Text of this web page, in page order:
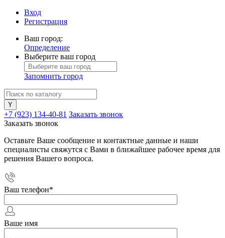
Вход
Регистрация
Ваш город:
Определение
Выберите ваш город
Запомнить город
+7 (923) 134-40-81 Заказать звонок
Заказать звонок
Оставьте Ваше сообщение и контактные данные и наши
специалисты свяжутся с Вами в ближайшее рабочее время для
решения Вашего вопроса.
Ваш телефон*
Ваше имя